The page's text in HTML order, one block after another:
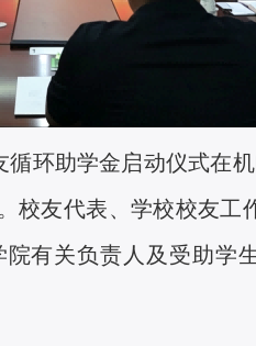
循环助学金启动仪式在
校友代表、学校校友工
有关负责人及受助学